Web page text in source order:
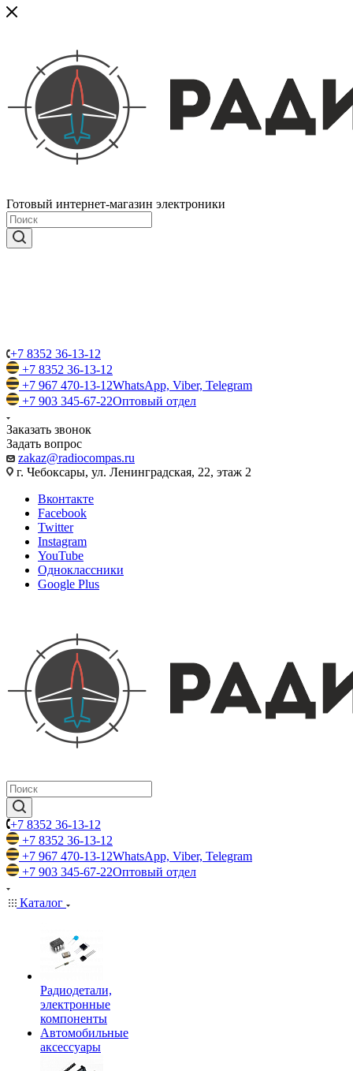
Готовый интернет-магазин электроники
+7 8352 36-13-12
+7 8352 36-13-12
+7 967 470-13-12WhatsApp, Viber, Telegram
+7 903 345-67-22Оптовый отдел
Заказать звонок
Задать вопрос
zakaz@radiocompas.ru
г. Чебоксары, ул. Ленинградская, 22, этаж 2
Вконтакте
Facebook
Twitter
Instagram
YouTube
Одноклассники
Google Plus
+7 8352 36-13-12
+7 8352 36-13-12
+7 967 470-13-12WhatsApp, Viber, Telegram
+7 903 345-67-22Оптовый отдел
Каталог
Радиодетали,
электронные
компоненты
Автомобильные
аксессуары